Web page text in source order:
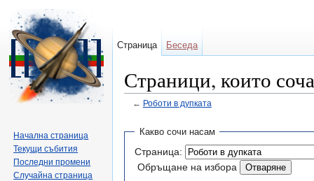
Страници, които
← Роботи в дупката
Какво сочи насам
Страница:
Обръщане на избора
Страница Беседа
Начална страница
Текущи събития
Последни промени
Случайна страница